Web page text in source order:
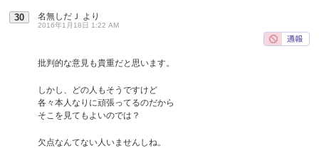
30 名無しだＪ より
2016年1月18日 1:22 AM
批判的な意見も貴重だと思います。
しかし、どの人もそうですけど
各々本人なりに頑張ってるのだから
そこを見てもよいのでは？
欠点なんてない人いませんしね。